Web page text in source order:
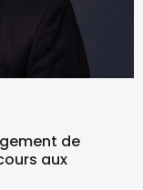
de
aux